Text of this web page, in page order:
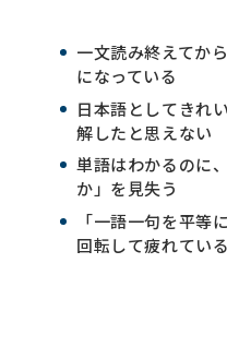
一文読み終えてか
になっている
日本語としてきれ
解したと思えない
単語はわかるのに
か」を見失う
「一語一句を平等
回転して疲れている